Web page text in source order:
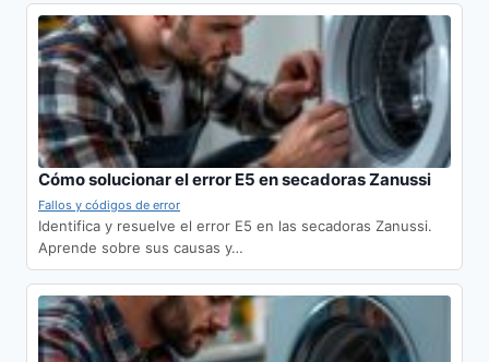
Cómo solucionar el error E5 en secadoras Zanussi
Fallos y códigos de error
Identifica y resuelve el error E5 en las secadoras Zanussi.
Aprende sobre sus causas y…